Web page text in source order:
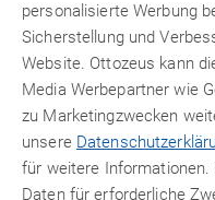
personalisierte Werbung
Sicherstellung und
Website. Ottozeus kann
Media Werbepartner wie
zu Marketingzwecken
unsere
für weitere
Daten für erforderliche